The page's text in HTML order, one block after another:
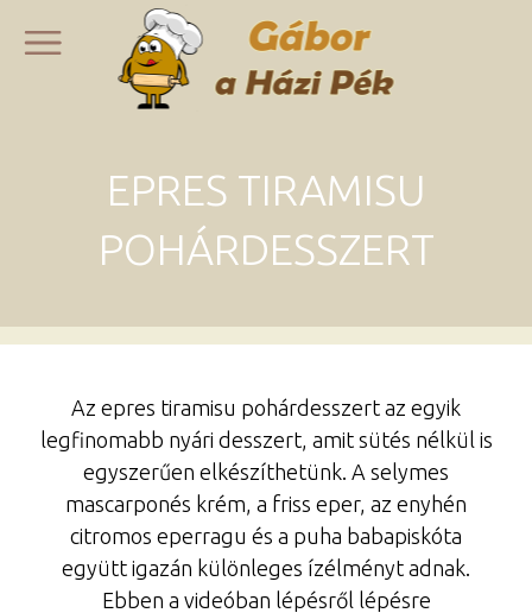
EPRES TIRAMISU
POHÁRDESSZERT
Az epres tiramisu pohárdesszert az egyik
legfinomabb nyári desszert, amit sütés nélkül is
egyszerűen elkészíthetünk. A selymes
mascarponés krém, a friss eper, az enyhén
citromos eperragu és a puha babapiskóta
együtt igazán különleges ízélményt adnak.
Ebben a videóban lépésről lépésre